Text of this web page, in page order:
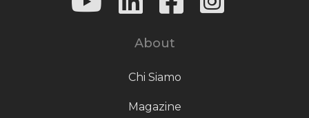
About
Chi Siamo
Magazine